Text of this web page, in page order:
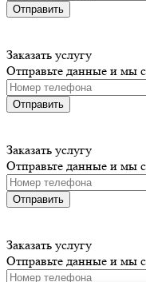
Отправить
Заказать услугу
Отправьте данные и мы
Отправить
Заказать услугу
Отправьте данные и мы
Отправить
Заказать услугу
Отправьте данные и мы